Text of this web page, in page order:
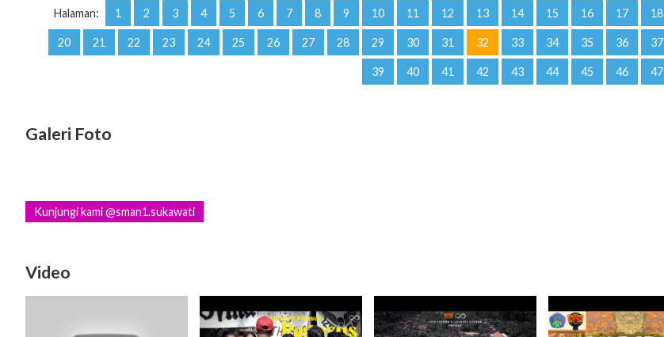
Halaman: 1 2 3 4 5 6 7 8 9 10 11 12 13 14 15 16 17 18
20 21 22 23 24 25 26 27 28 29 30 31 32 33 34 35 36 37
39 40 41 42 43 44 45 46 47
Galeri Foto
Kunjungi kami @sman1.sukawati
Video